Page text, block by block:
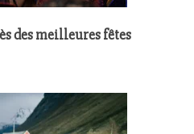
des meilleures fêtes